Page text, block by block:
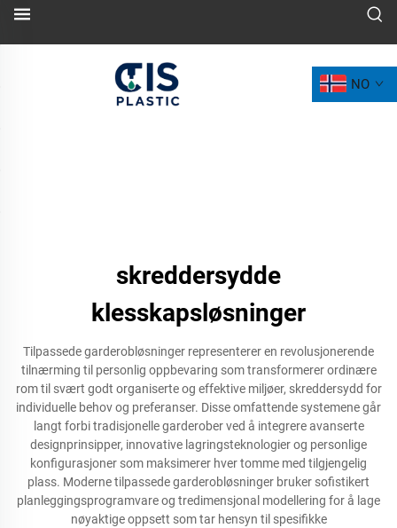
NO
skreddersydde
klesskapsløsninger
Tilpassede garderobløsninger representerer en revolusjonerende
tilnærming til personlig oppbevaring som transformerer ordinære
rom til svært godt organiserte og effektive miljøer, skreddersydd for
individuelle behov og preferanser. Disse omfattende systemene går
langt forbi tradisjonelle garderober ved å integrere avanserte
designprinsipper, innovative lagringsteknologier og personlige
konfigurasjoner som maksimerer hver tomme med tilgjengelig
plass. Moderne tilpassede garderobløsninger bruker sofistikert
planleggingsprogramvare og tredimensjonal modellering for å lage
nøyaktige oppsett som tar hensyn til spesifikke